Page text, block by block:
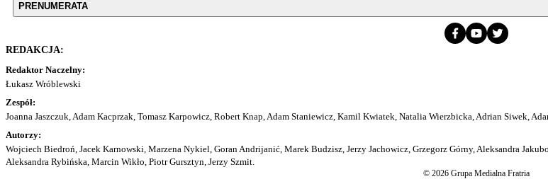
PRENUMERATA
REDAKCJA:
Redaktor Naczelny:
Łukasz Wróblewski
Zespół:
Joanna Jaszczuk, Adam Kacprzak, Tomasz Karpowicz, Robert Knap, Adam Staniewicz, Kamil Kwiatek, Natalia Wierzbicka, Adrian Siwek,
Autorzy:
Wojciech Biedroń, Jacek Karnowski, Marzena Nykiel, Goran Andrijanić, Marek Budzisz, Jerzy Jachowicz, Grzegorz Górny, Aleksandra
Aleksandra Rybińska, Marcin Wikło, Piotr Gursztyn, Jerzy Szmit.
© 2026 Grupa Medialna Fratria